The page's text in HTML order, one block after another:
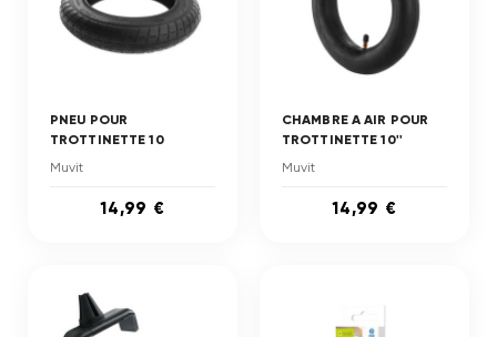
PNEU POUR
TROTTINETTE 10
Muvit
14,99 €
CHAMBRE A AIR POUR
TROTTINETTE 10''
Muvit
14,99 €